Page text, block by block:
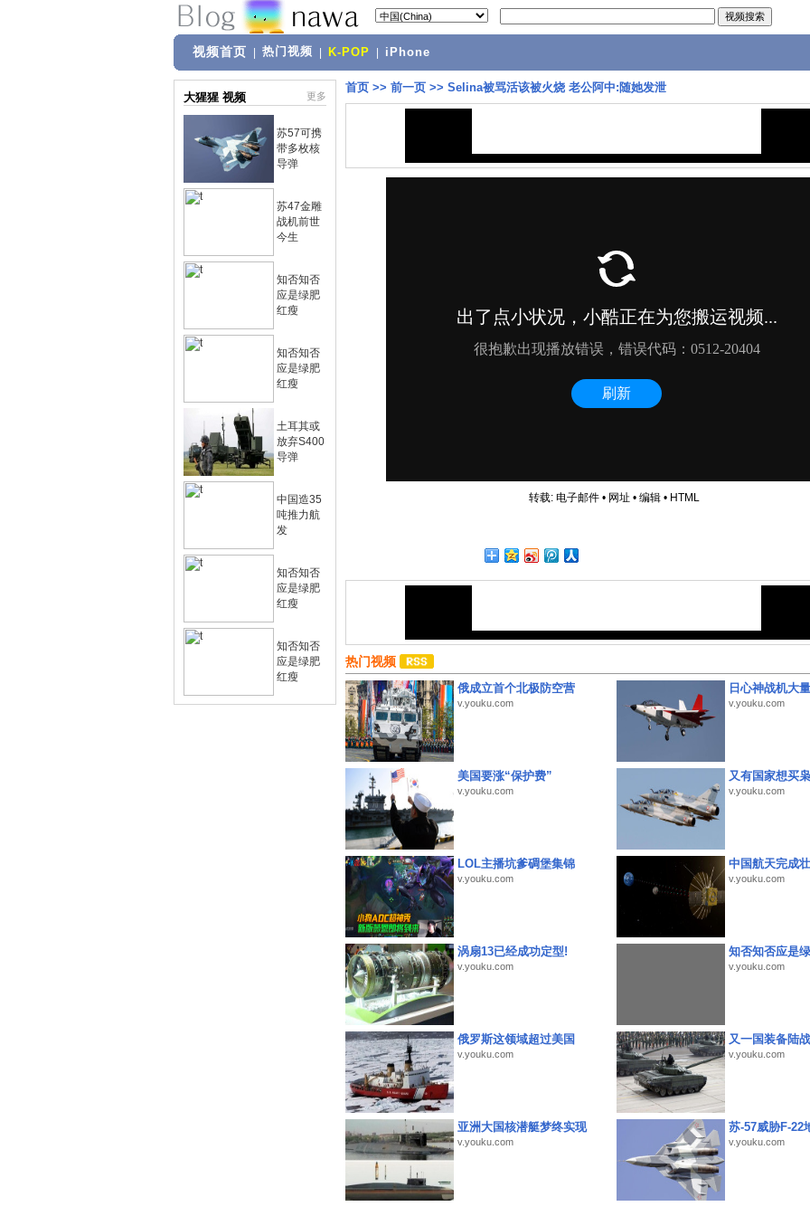
视频首页 热门视频 K-POP iPhone
大猩猩 视频 更多
苏57可携
带多枚核
导弹
苏47金雕
战机前世
今生
知否知否
应是绿肥
红瘦
知否知否
应是绿肥
红瘦
土耳其或
放弃S400
导弹
中国造35
吨推力航
发
知否知否
应是绿肥
红瘦
知否知否
应是绿肥
红瘦
首页 >> 前一页 >> Selina被骂活该被火烧 老公阿中:随她发泄
转载: 电子邮件• 网址 • 编辑• HTML
热门视频
俄成立首个北极防空营
v.youku.com
日心神战机大
v.youku.com
美国要涨“保护费”
v.youku.com
又有国家想买
v.youku.com
LOL主播坑爹碉堡集锦
v.youku.com
中国航天完成
v.youku.com
涡扇13已经成功定型!
v.youku.com
知否知否应是
v.youku.com
俄罗斯这领域超过美国
v.youku.com
又一国装备陆
v.youku.com
亚洲大国核潜艇梦终实现
v.youku.com
苏-57威胁F-22
v.youku.com